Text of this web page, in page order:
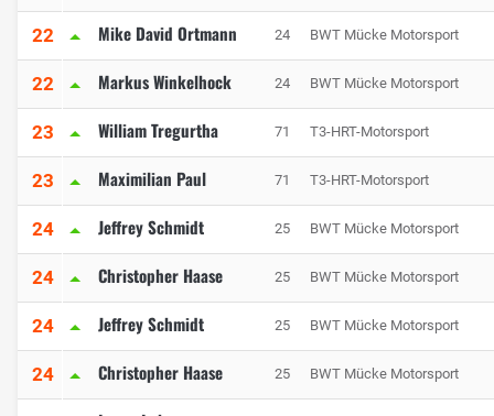
22 Mike David Ortmann 24 BWT Mücke Motorsport
22 Markus Winkelhock 24 BWT Mücke Motorsport
23 William Tregurtha 71 T3-HRT-Motorsport
23 Maximilian Paul 71 T3-HRT-Motorsport
24 Jeffrey Schmidt 25 BWT Mücke Motorsport
24 Christopher Haase 25 BWT Mücke Motorsport
24 Jeffrey Schmidt 25 BWT Mücke Motorsport
24 Christopher Haase 25 BWT Mücke Motorsport